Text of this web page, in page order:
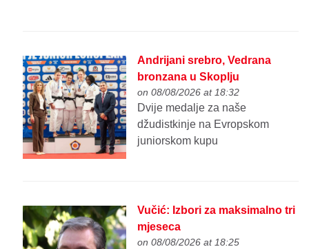
Andrijani srebro, Vedrana
bronzana u Skoplju
on 08/08/2026 at 18:32
Dvije medalje za naše
džudistkinje na Evropskom
juniorskom kupu
Vučić: Izbori za maksimalno tri
mjeseca
on 08/08/2026 at 18:25